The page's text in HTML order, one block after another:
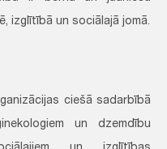
izglītībā un sociālajā jomā.
ciešā sadarbībā
un dzemdību